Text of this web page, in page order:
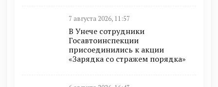
7 августа 2026, 11:57
В Унече сотрудники
Госавтоинспекции
присоединились к акции
«Зарядка со стражем порядка»